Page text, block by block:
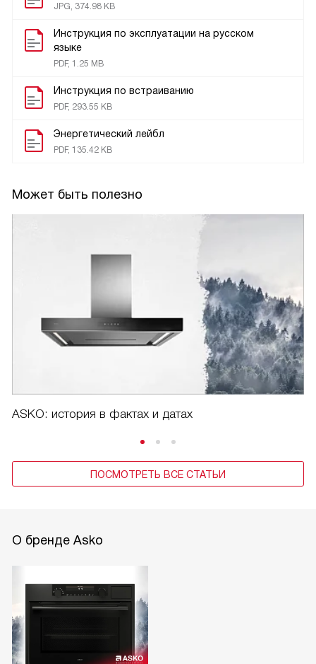
JPG, 374.98 KB
Инструкция по эксплуатации на русском
языке
PDF, 1.25 MB
Инструкция по встраиванию
PDF, 293.55 KB
Энергетический лейбл
PDF, 135.42 KB
Может быть полезно
ASKO: история в фактах и датах
ПОСМОТРЕТЬ ВСЕ СТАТЬИ
О бренде Asko